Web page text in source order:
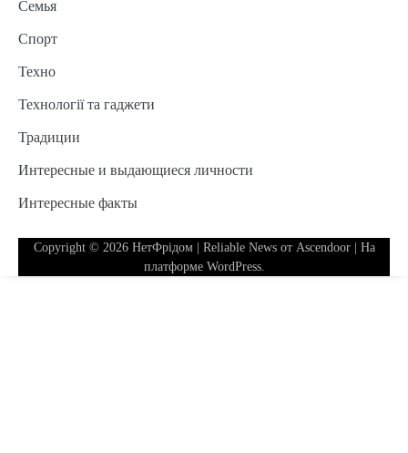
Семья
Спорт
Техно
Технології та гаджети
Традиции
Интересные и выдающиеся личности
Интересные факты
Copyright © 2026 НетФрідом| Reliable News от Ascendoor| На
платформе WordPress.